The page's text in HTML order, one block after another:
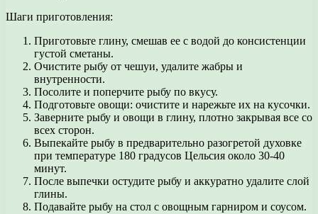
Шаги приготовления:
Приготовьте глину, смешав ее с водой до консистенции
густой сметаны.
Очистите рыбу от чешуи, удалите жабры и
внутренности.
Посолите и поперчите рыбу по вкусу.
Подготовьте овощи: очистите и нарежьте их на кусочки.
Заверните рыбу и овощи в глину, плотно закрывая все со
всех сторон.
Выпекайте рыбу в предварительно разогретой духовке
при температуре 180 градусов Цельсия около 30-40
минут.
После выпечки остудите рыбу и аккуратно удалите слой
глины.
Подавайте рыбу на стол с овощным гарниром и соусом.